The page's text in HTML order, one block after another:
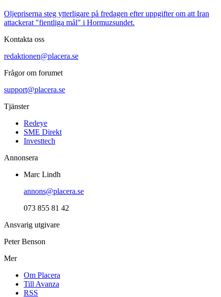
Oljepriserna steg ytterligare på fredagen efter uppgifter om att Iran
attackerat "fientliga mål" i Hormuzsundet.
Kontakta oss
redaktionen@placera.se
Frågor om forumet
support@placera.se
Tjänster
Redeye
SME Direkt
Investtech
Annonsera
Marc Lindh
annons@placera.se
073 855 81 42
Ansvarig utgivare
Peter Benson
Mer
Om Placera
Till Avanza
RSS